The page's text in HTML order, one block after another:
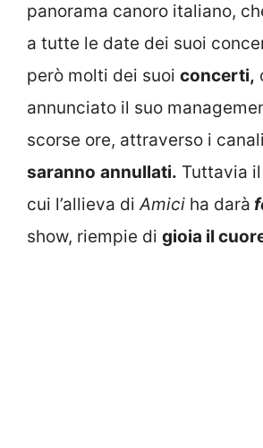
panorama canoro italiano,
a tutte le date dei suoi
però molti dei suoi concerti,
annunciato il suo
scorse ore, attraverso i
saranno annullati. Tuttavia
cui l’allieva diAmici ha darà
show, riempie di gioia il